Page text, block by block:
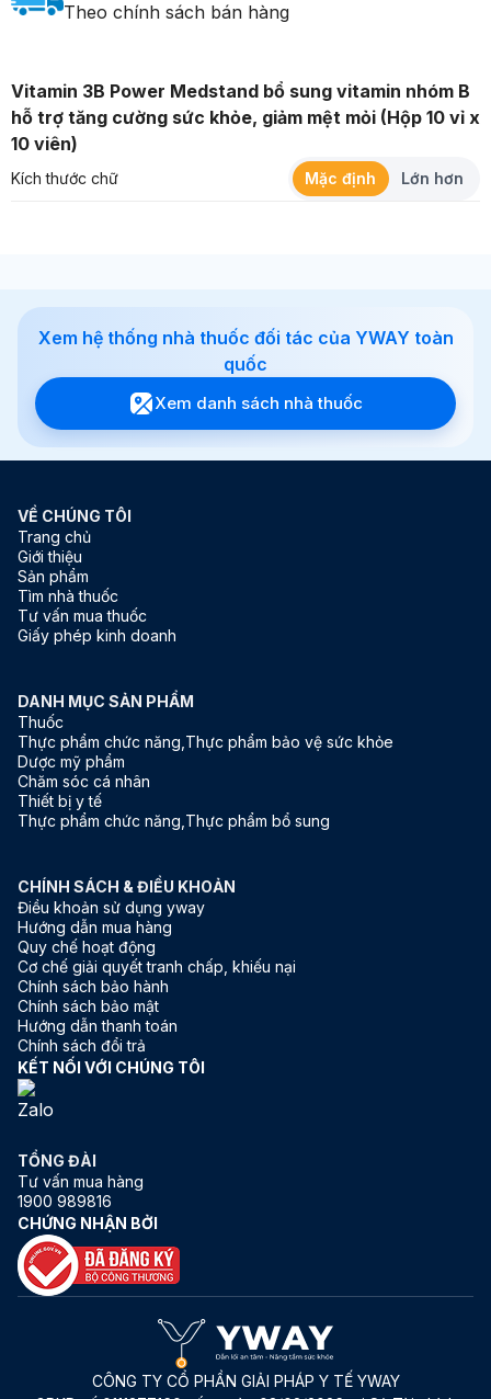
Xem giỏ hàng Thanh toán
Theo chính sách bán hàng
Vitamin 3B Power Medstand bổ sung vitamin nhóm B
hỗ trợ tăng cường sức khỏe, giảm mệt mỏi (Hộp 10 vỉ x
10 viên)
Kích thước chữ Mặc định Lớn hơn
Xem hệ thống nhà thuốc đối tác của YWAY toàn
quốc
Xem danh sách nhà thuốc
VỀ CHÚNG TÔI
Trang chủ
Giới thiệu
Sản phẩm
Tìm nhà thuốc
Tư vấn mua thuốc
Giấy phép kinh doanh
DANH MỤC SẢN PHẨM
Thuốc
Thực phẩm chức năng,Thực phẩm bảo vệ sức khỏe
Dược mỹ phẩm
Chăm sóc cá nhân
Thiết bị y tế
Thực phẩm chức năng,Thực phẩm bổ sung
CHÍNH SÁCH & ĐIỀU KHOẢN
Điều khoản sử dụng yway
Hướng dẫn mua hàng
Quy chế hoạt động
Cơ chế giải quyết tranh chấp, khiếu nại
Chính sách bảo hành
Chính sách bảo mật
Hướng dẫn thanh toán
Chính sách đổi trả
KẾT NỐI VỚI CHÚNG TÔI
TỔNG ĐÀI
Tư vấn mua hàng
1900 989816
CHỨNG NHẬN BỞI
CÔNG TY CỔ PHẦN GIẢI PHÁP Y TẾ YWAY